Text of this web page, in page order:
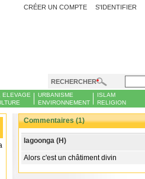
CRÉER UN COMPTE S'IDENTIFIER
RECHERCHER
ELEVAGE
URBANISME
ENVIRONNEMENT
ISLAM
RELIGION
Commentaires (1)
lagoonga (H)
Alors c'est un châtiment divin